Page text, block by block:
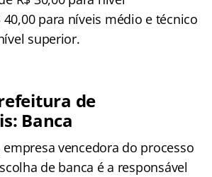
para níveis médio e técnico
superior.
de
Banca
empresa vencedora do processo
de banca é a responsável